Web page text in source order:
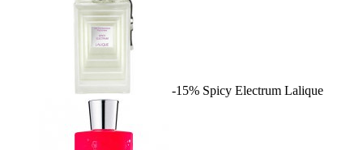
-15% Spicy Electrum Lalique